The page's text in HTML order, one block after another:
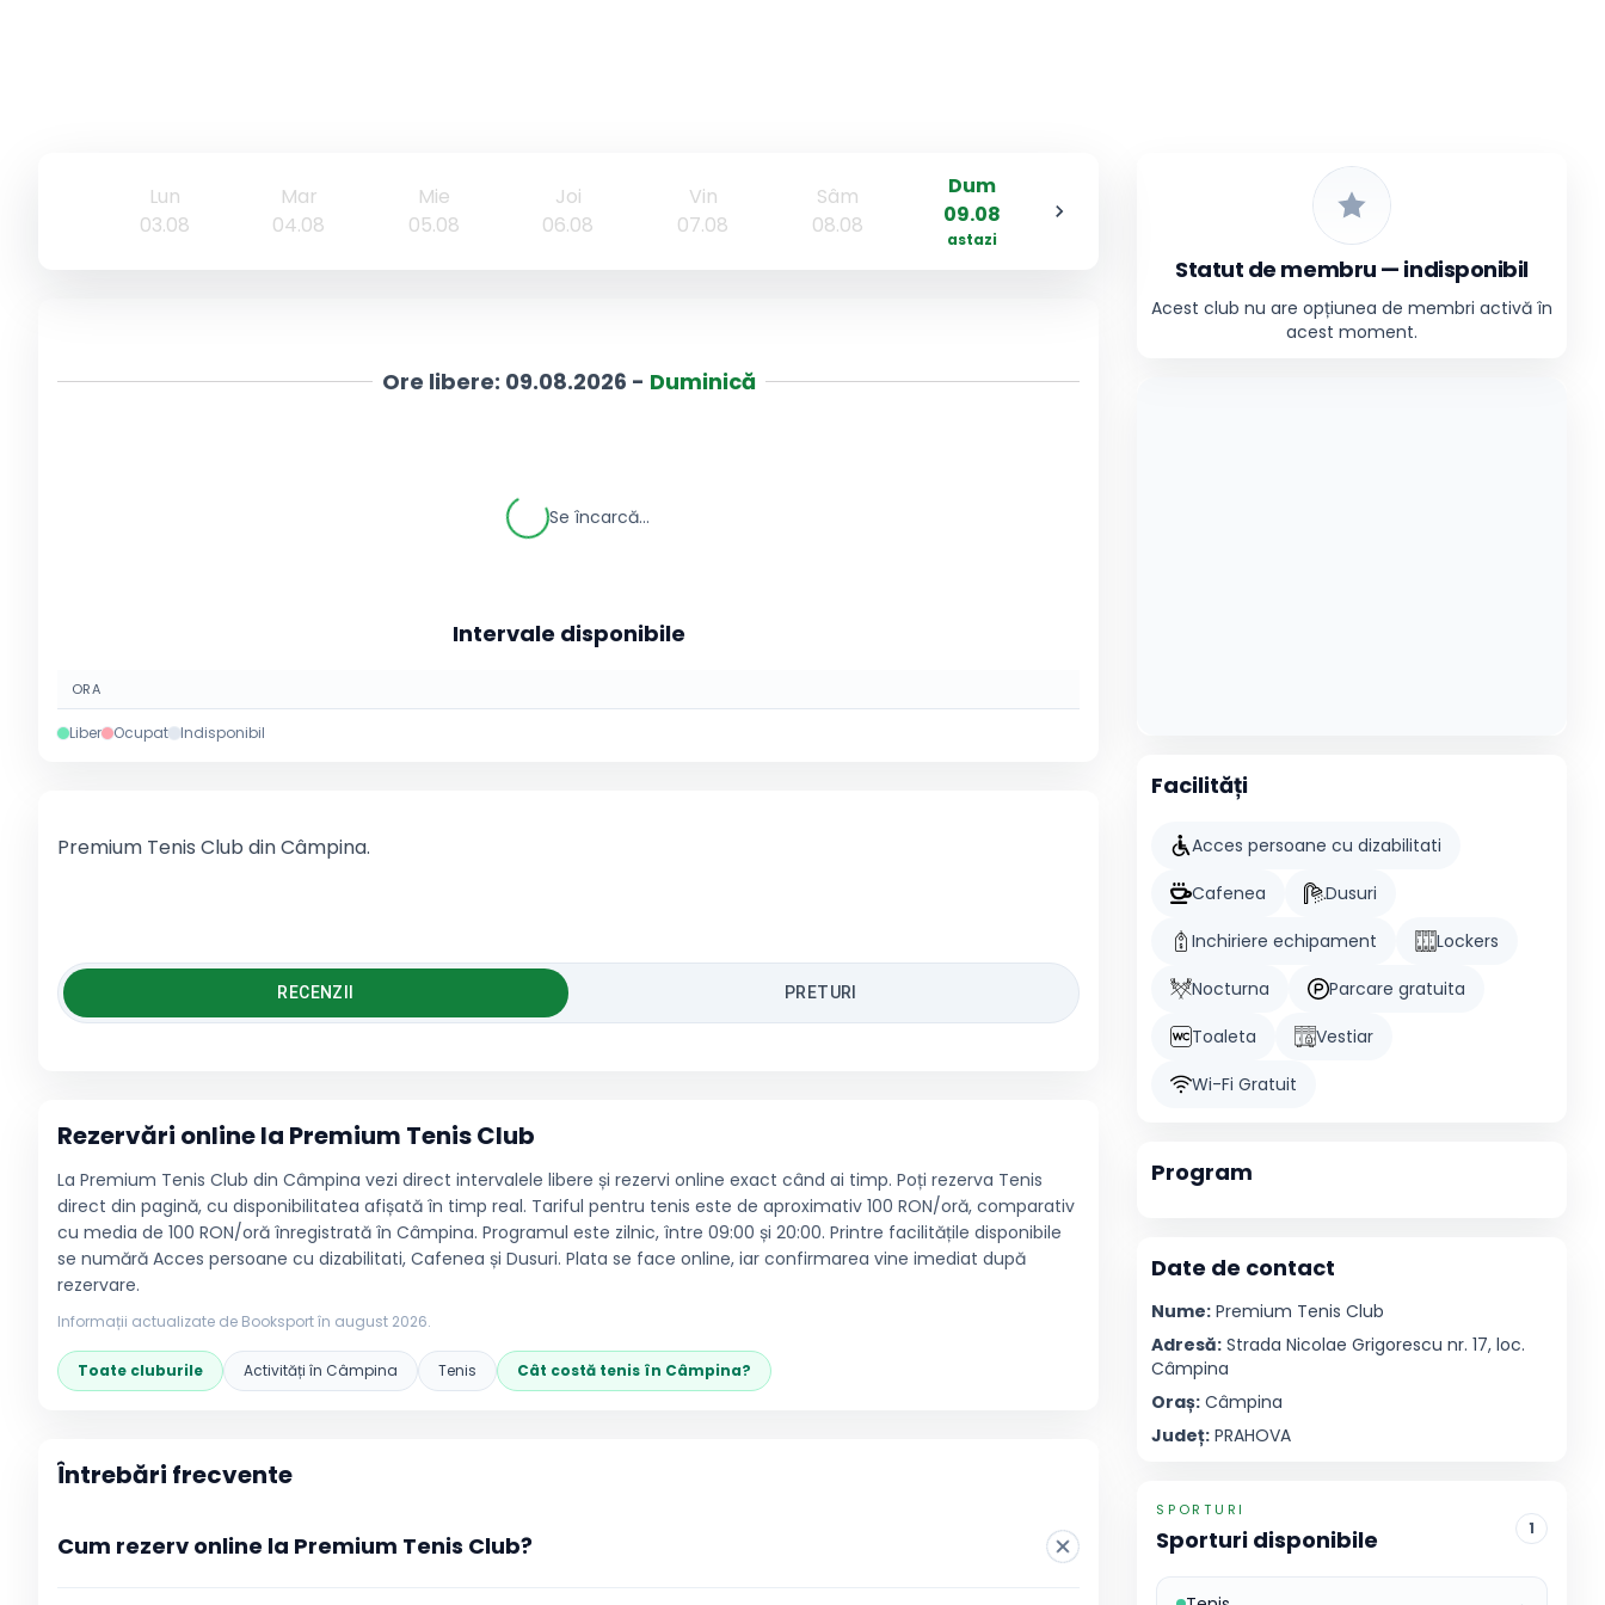
Lun
03.08
Mar
04.08
Mie
05.08
Joi
06.08
Vin
07.08
Sâm
08.08
Dum
09.08
astazi
Ore libere: 09.08.2026 - Duminică
Se încarcă...
Intervale disponibile
ORA
Liber Ocupat Indisponibil
Premium Tenis Club din Câmpina.
RECENZII PRETURI
Rezervări online la Premium Tenis Club
La Premium Tenis Club din Câmpina vezi direct intervalele libere și rezervi online exact când ai timp. Poți rezerva Tenis
direct din pagină, cu disponibilitatea afișată în timp real. Tariful pentru tenis este de aproximativ 100 RON/oră, comparativ
cu media de 100 RON/oră înregistrată în Câmpina. Programul este zilnic, între 09:00 și 20:00. Printre facilitățile disponibile
se numără Acces persoane cu dizabilitati, Cafenea și Dusuri. Plata se face online, iar confirmarea vine imediat după
rezervare.
Informații actualizate de Booksport în august 2026.
Toate cluburile Activități în Câmpina Tenis Cât costă tenis în Câmpina?
Întrebări frecvente
Cum rezerv online la Premium Tenis Club?
Statut de membru — indisponibil
Acest club nu are opțiunea de membri activă în
acest moment.
Facilități
Acces persoane cu dizabilitati
Cafenea
Dusuri
Inchiriere echipament
Lockers
Nocturna
Parcare gratuita
Toaleta
Vestiar
Wi-Fi Gratuit
Program
Date de contact
Nume: Premium Tenis Club
Adresă: Strada Nicolae Grigorescu nr. 17, loc.
Câmpina
Oraș: Câmpina
Județ: PRAHOVA
SPORTURI
Sporturi disponibile 1